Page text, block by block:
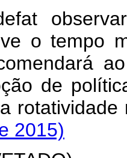
o tempo
de
alta
2015)